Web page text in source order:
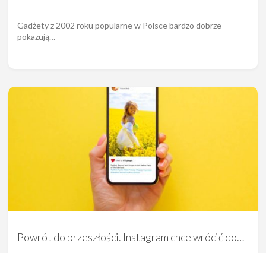
Gadżety z 2002 roku popularne w Polsce bardzo dobrze
pokazują…
Powrót do przeszłości. Instagram chce wrócić do…